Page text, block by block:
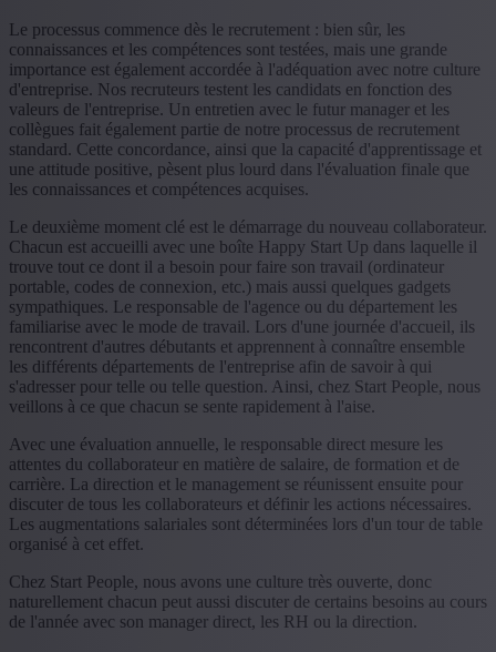
Le processus commence dès le recrutement : bien sûr, les
connaissances et les compétences sont testées, mais une grande
importance est également accordée à l'adéquation avec notre culture
d'entreprise. Nos recruteurs testent les candidats en fonction des
valeurs de l'entreprise. Un entretien avec le futur manager et les
collègues fait également partie de notre processus de recrutement
standard. Cette concordance, ainsi que la capacité d'apprentissage et
une attitude positive, pèsent plus lourd dans l'évaluation finale que
les connaissances et compétences acquises.
Le deuxième moment clé est le démarrage du nouveau collaborateur.
Chacun est accueilli avec une boîte Happy Start Up dans laquelle il
trouve tout ce dont il a besoin pour faire son travail (ordinateur
portable, codes de connexion, etc.) mais aussi quelques gadgets
sympathiques. Le responsable de l'agence ou du département les
familiarise avec le mode de travail. Lors d'une journée d'accueil, ils
rencontrent d'autres débutants et apprennent à connaître ensemble
les différents départements de l'entreprise afin de savoir à qui
s'adresser pour telle ou telle question. Ainsi, chez Start People, nous
veillons à ce que chacun se sente rapidement à l'aise.
Avec une évaluation annuelle, le responsable direct mesure les
attentes du collaborateur en matière de salaire, de formation et de
carrière. La direction et le management se réunissent ensuite pour
discuter de tous les collaborateurs et définir les actions nécessaires.
Les augmentations salariales sont déterminées lors d'un tour de table
organisé à cet effet.
Chez Start People, nous avons une culture très ouverte, donc
naturellement chacun peut aussi discuter de certains besoins au cours
de l'année avec son manager direct, les RH ou la direction.